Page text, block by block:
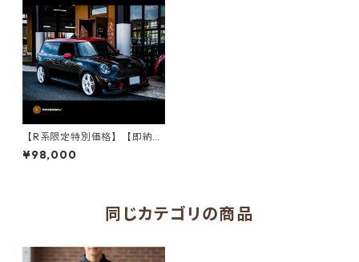
【R系限定特別価格】【即納可
能】PARADOX オリジナルホ
イール PDX-02 4本セット
¥98,000
同じカテゴリの商品